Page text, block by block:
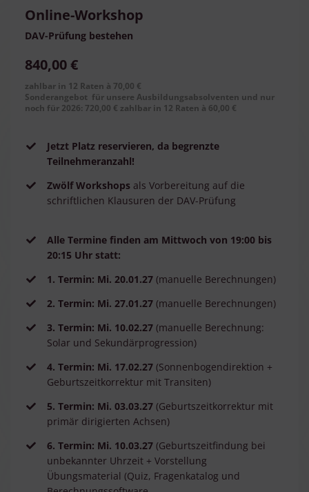
Online-Workshop
DAV-Prüfung bestehen
840,00 €
zahlbar in 12 Raten à 70,00 €
Sonderangebot für unsere Ausbildungsabsolventen und nur
noch für 2026: 720,00 € zahlbar in 12 Raten à 60,00 €
Jetzt Platz reservieren, da begrenzte
Teilnehmeranzahl!
Zwölf Workshops als Vorbereitung auf die
schriftlichen Klausuren der DAV-Prüfung
Alle Termine finden am Mittwoch von 19:00 bis
20:15 Uhr statt:
1. Termin: Mi. 20.01.27 (manuelle Berechnungen)
2. Termin: Mi. 27.01.27 (manuelle Berechnungen)
3. Termin: Mi. 10.02.27 (manuelle Berechnung:
Solar und Sekundärprogression)
4. Termin: Mi. 17.02.27 (Sonnenbogendirektion +
Geburtszeitkorrektur mit Transiten)
5. Termin: Mi. 03.03.27 (Geburtszeitkorrektur mit
primär dirigierten Achsen)
6. Termin: Mi. 10.03.27 (Geburtszeitfindung bei
unbekannter Uhrzeit + Vorstellung
Übungsmaterial (Quiz, Fragenkatalog und